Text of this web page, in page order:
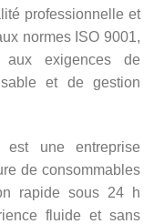
professionnelle et
normes ISO 9001,
exigences de
et de gestion
une entreprise
de consommables
rapide sous 24 h
fluide et sans